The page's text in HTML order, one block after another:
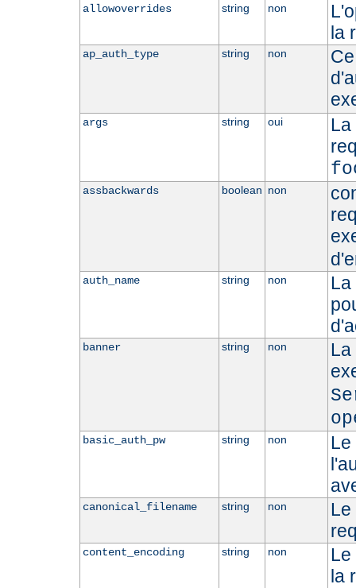
allowoverrides string non
la
ap_auth_type string non
args string oui
La
assbackwards boolean non
auth_name string non
La
banner string non
La
basic_auth_pw string non
Le
canonical_filename string non
Le
content_encoding string non
Le
la